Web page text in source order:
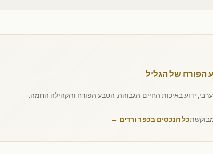
הפורח של הגליל
ידוע באיכות החיים הגבוהה, הטבע הפורח והקהילה החמה.
כל הנכסים בכפר ורדים ←